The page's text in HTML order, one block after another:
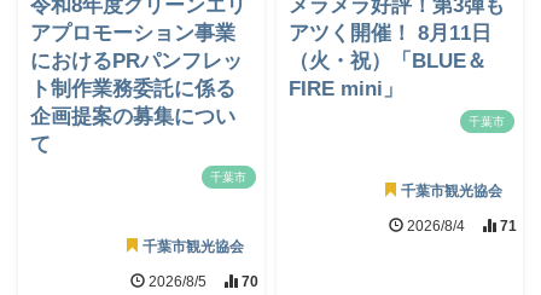
令和8年度グリーンエリ
アプロモーション事業
におけるPRパンフレッ
ト制作業務委託に係る
企画提案の募集につい
て
千葉市
千葉市観光協会
2026/8/5 70
メラメラ好評！第3弾も
アツく開催！ 8月11日
（火・祝）「BLUE＆
FIRE mini」
千葉市
千葉市観光協会
2026/8/4 71